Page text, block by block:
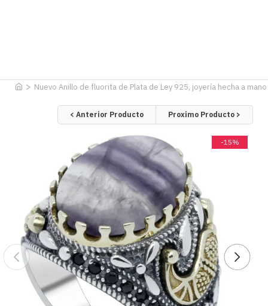
Nuevo Anillo de fluorita de Plata de Ley 925, joyería hecha a
< Anterior Producto Proximo Producto >
-15%